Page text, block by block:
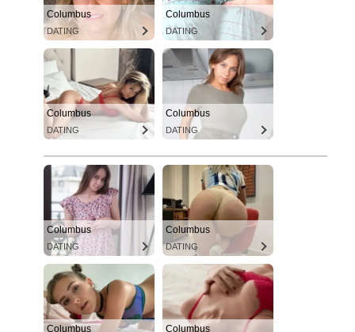
Columbus
DATING
Columbus
DATING
Columbus
DATING
Columbus
DATING
Columbus
DATING
Columbus
DATING
Columbus Columbus